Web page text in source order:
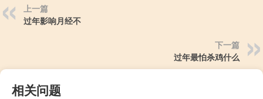
上一篇
过年影响月经不
下一篇
过年最怕杀鸡什么
相关问题